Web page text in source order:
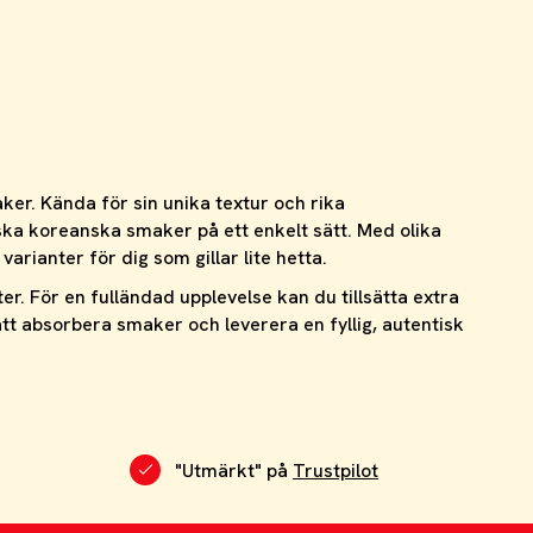
Kända för sin unika textur och rika
koreanska smaker på ett enkelt sätt. Med olika
för dig som gillar lite hetta.
För en fulländad upplevelse kan du tillsätta extra
absorbera smaker och leverera en fyllig, autentisk
"Utmärkt" på Trustpilot